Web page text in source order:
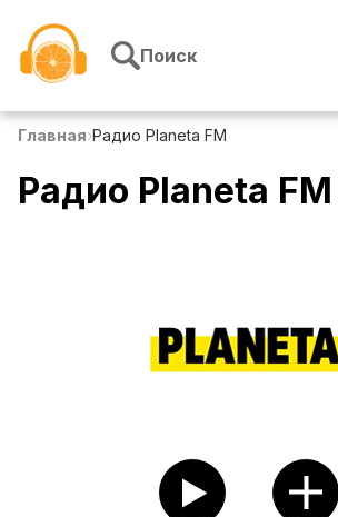
Поиск
Главная›Радио Planeta FM
Радио Planeta FM